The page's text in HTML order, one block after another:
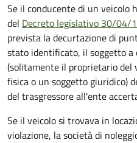
Se il conducente di un veicolo
del Decreto legislativo 30/04/
prevista la decurtazione di
stato identificato, il soggetto
(solitamente il proprietario del
fisica o un soggetto giuridico)
del trasgressore all'ente
Se il veicolo si trovava in
violazione, la società di